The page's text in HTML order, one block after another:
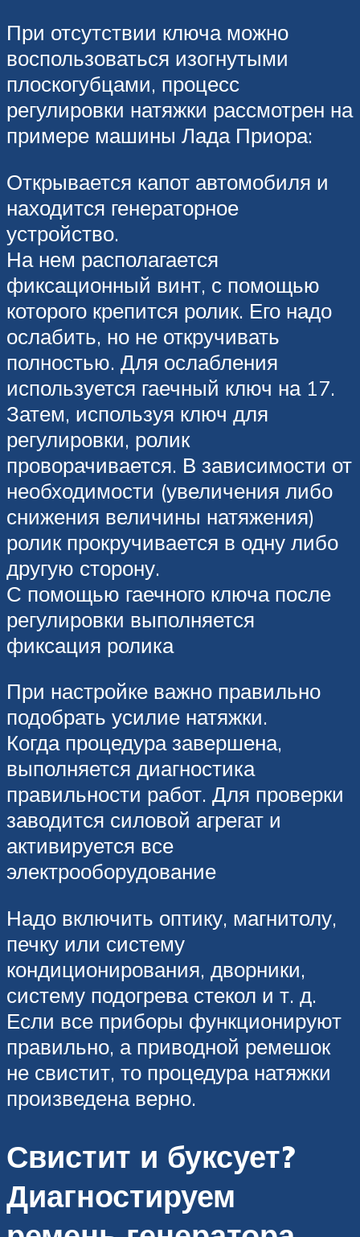
При отсутствии ключа можно
воспользоваться изогнутыми
плоскогубцами, процесс
регулировки натяжки рассмотрен на
примере машины Лада Приора:
Открывается капот автомобиля и
находится генераторное
устройство.
На нем располагается
фиксационный винт, с помощью
которого крепится ролик. Его надо
ослабить, но не откручивать
полностью. Для ослабления
используется гаечный ключ на 17.
Затем, используя ключ для
регулировки, ролик
проворачивается. В зависимости от
необходимости (увеличения либо
снижения величины натяжения)
ролик прокручивается в одну либо
другую сторону.
С помощью гаечного ключа после
регулировки выполняется
фиксация ролика
При настройке важно правильно
подобрать усилие натяжки.
Когда процедура завершена,
выполняется диагностика
правильности работ. Для проверки
заводится силовой агрегат и
активируется все
электрооборудование
Надо включить оптику, магнитолу,
печку или систему
кондиционирования, дворники,
систему подогрева стекол и т. д.
Если все приборы функционируют
правильно, а приводной ремешок
не свистит, то процедура натяжки
произведена верно.
Свистит и буксует?
Диагностируем